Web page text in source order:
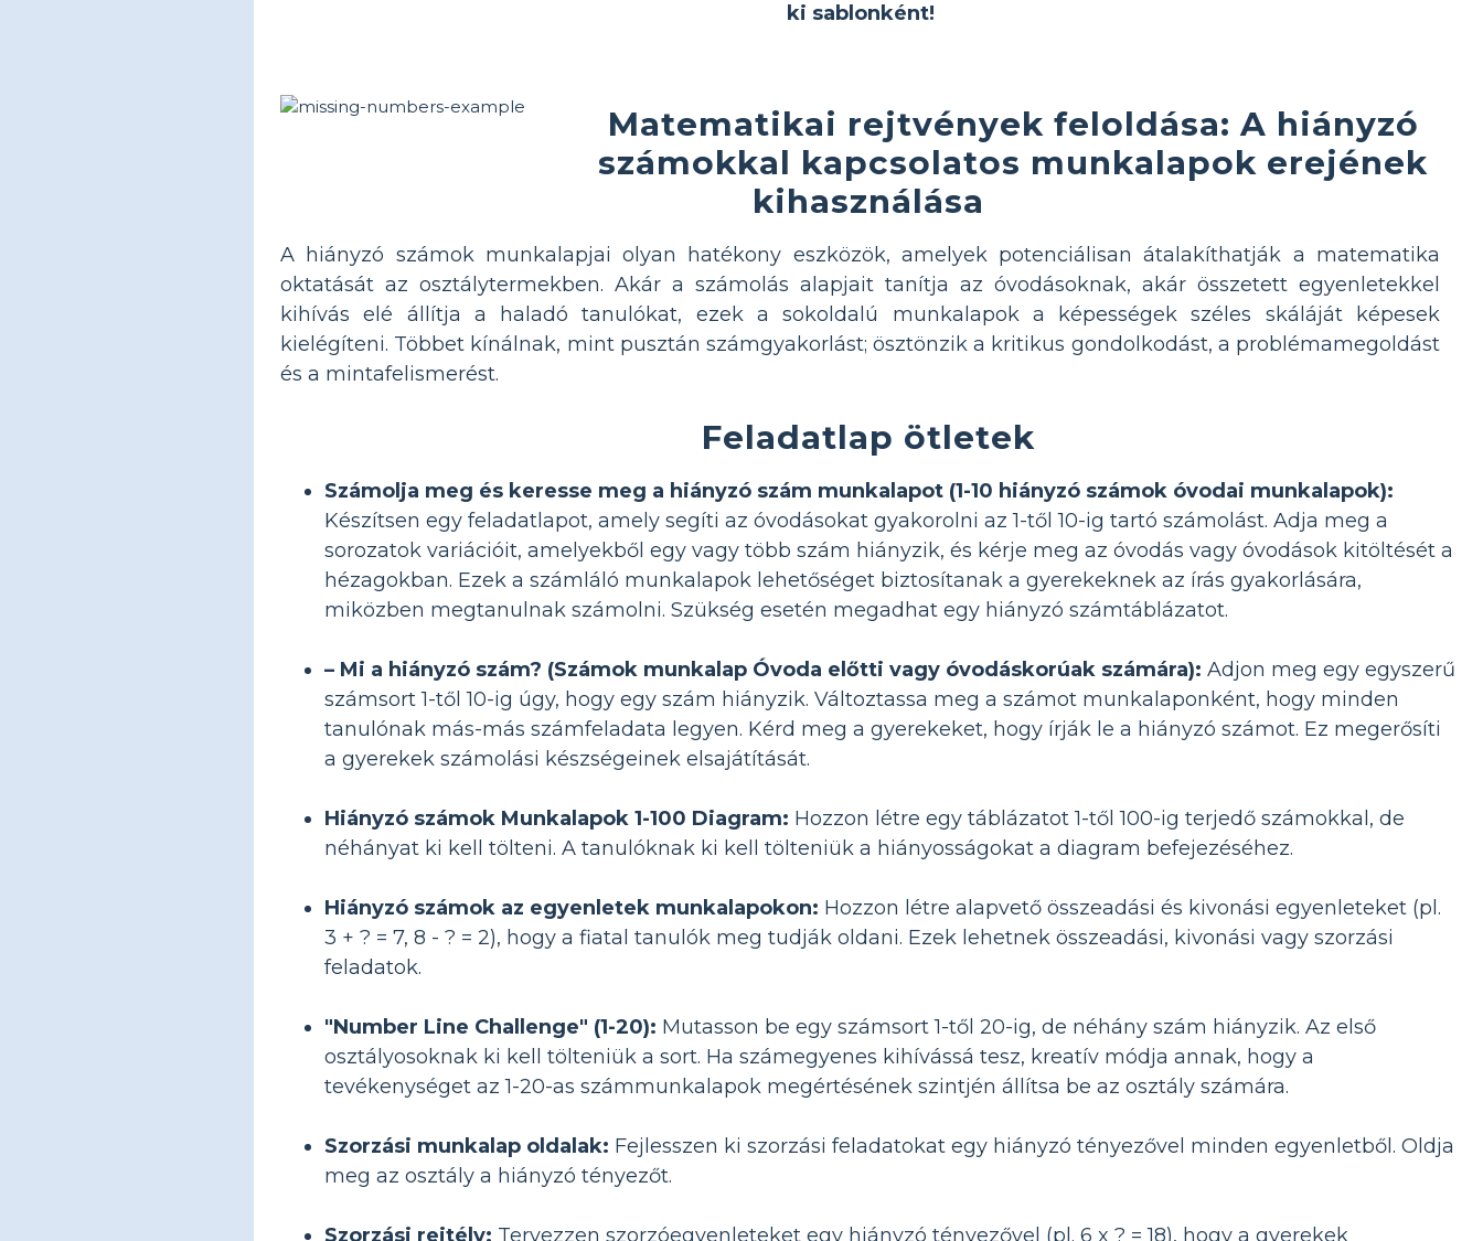
ki sablonként!
Matematikai rejtvények feloldása: A hiányzó
számokkal kapcsolatos munkalapok erejének
kihasználása
A hiányzó számok munkalapjai olyan hatékony eszközök, amelyek potenciálisan átalakíthatják a matematika
oktatását az osztálytermekben. Akár a számolás alapjait tanítja az óvodásoknak, akár összetett egyenletekkel
kihívás elé állítja a haladó tanulókat, ezek a sokoldalú munkalapok a képességek széles skáláját képesek
kielégíteni. Többet kínálnak, mint pusztán számgyakorlást; ösztönzik a kritikus gondolkodást, a problémamegoldást
és a mintafelismerést.
Feladatlap ötletek
Számolja meg és keresse meg a hiányzó szám munkalapot (1-10 hiányzó számok óvodai munkalapok):
Készítsen egy feladatlapot, amely segíti az óvodásokat gyakorolni az 1-től 10-ig tartó számolást. Adja meg a
sorozatok variációit, amelyekből egy vagy több szám hiányzik, és kérje meg az óvodás vagy óvodások kitöltését a
hézagokban. Ezek a számláló munkalapok lehetőséget biztosítanak a gyerekeknek az írás gyakorlására,
miközben megtanulnak számolni. Szükség esetén megadhat egy hiányzó számtáblázatot.
– Mi a hiányzó szám? (Számok munkalap Óvoda előtti vagy óvodáskorúak számára): Adjon meg egy egyszerű
számsort 1-től 10-ig úgy, hogy egy szám hiányzik. Változtassa meg a számot munkalaponként, hogy minden
tanulónak más-más számfeladata legyen. Kérd meg a gyerekeket, hogy írják le a hiányzó számot. Ez megerősíti
a gyerekek számolási készségeinek elsajátítását.
Hiányzó számok Munkalapok 1-100 Diagram: Hozzon létre egy táblázatot 1-től 100-ig terjedő számokkal, de
néhányat ki kell tölteni. A tanulóknak ki kell tölteniük a hiányosságokat a diagram befejezéséhez.
Hiányzó számok az egyenletek munkalapokon: Hozzon létre alapvető összeadási és kivonási egyenleteket (pl.
3 + ? = 7, 8 - ? = 2), hogy a fiatal tanulók meg tudják oldani. Ezek lehetnek összeadási, kivonási vagy szorzási
feladatok.
"Number Line Challenge" (1-20): Mutasson be egy számsort 1-től 20-ig, de néhány szám hiányzik. Az első
osztályosoknak ki kell tölteniük a sort. Ha számegyenes kihívássá tesz, kreatív módja annak, hogy a
tevékenységet az 1-20-as számmunkalapok megértésének szintjén állítsa be az osztály számára.
Szorzási munkalap oldalak: Fejlesszen ki szorzási feladatokat egy hiányzó tényezővel minden egyenletből. Oldja
meg az osztály a hiányzó tényezőt.
Szorzási rejtély: Tervezzen szorzóegyenleteket egy hiányzó tényezővel (pl. 6 x ? = 18), hogy a gyerekek